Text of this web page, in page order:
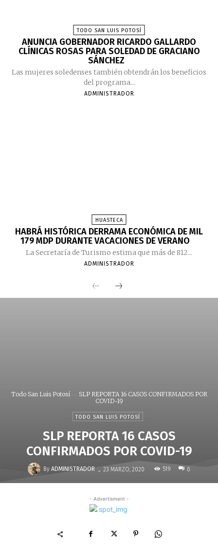
TODO SAN LUIS POTOSÍ
ANUNCIA GOBERNADOR RICARDO GALLARDO
CLÍNICAS ROSAS PARA SOLEDAD DE GRACIANO
SÁNCHEZ
Las mujeres soledenses también obtendrán los beneficios
del programa...
ADMINISTRADOR
HUASTECA
HABRÁ HISTÓRICA DERRAMA ECONÓMICA DE MIL
179 MDP DURANTE VACACIONES DE VERANO
La Secretaría de Turismo estima que más de 812...
ADMINISTRADOR